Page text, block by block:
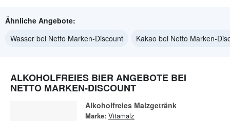
Ähnliche Angebote:
Wasser bei Netto Marken-Discount
Kakao bei Netto Marken-
ALKOHOLFREIES BIER ANGEBOTE BEI
NETTO MARKEN-DISCOUNT
Alkoholfreies Malzgetränk
Marke: Vitamalz